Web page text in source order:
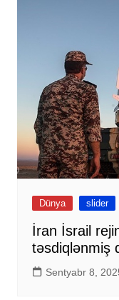
Dünya slider
İran İsrail
təsdiqlənmiş
Sentyabr 8,